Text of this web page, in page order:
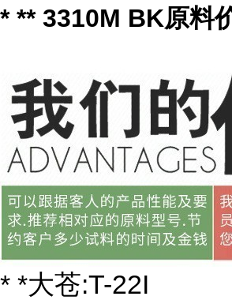
* ** 3310M BK原料
* *大苍:T-22I